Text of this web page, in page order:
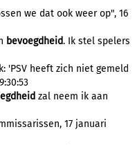
we dat ook weer op", 16
bevoegdheid. Ik stel spelers
'PSV heeft zich niet gemeld
zal neem ik aan
17 januari